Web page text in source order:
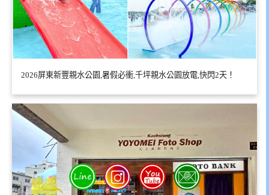
2026屏東新豐親水公園,暑假必衝,千坪親水公園放電,快閃2天！